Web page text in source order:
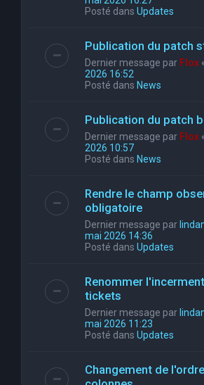
Posté dans Updates
Publication du patch
Dernier message par Flox
2026 16:52
Posté dans News
Publication du patch
Dernier message par Flox
2026 10:57
Posté dans News
Rendre le champ
obligatoire
Dernier message par
mai 2026 14:36
Posté dans Updates
Renommer
tickets
Dernier message par
mai 2026 11:23
Posté dans Updates
Changement de